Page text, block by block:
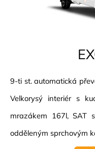
9-ti st. automatická
Velkorysý interiér s
mrazákem 167l, SAT
odděleným sprchovým